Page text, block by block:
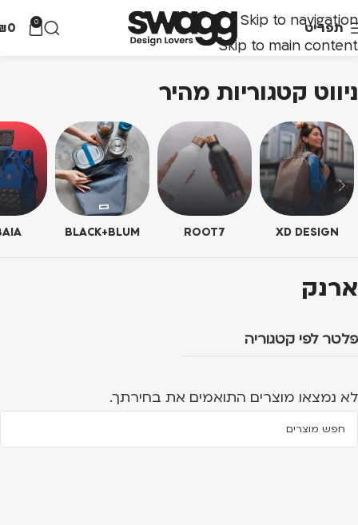
Skip to navigation
Skip to main content
תפריט 0
0
ניווט קטגוריות מהיר
XD DESIGN
ROOT7
BLACK+BLUM
ארנק
פלטר לפי קטגוריה
לא נמצאו מוצרים התואמים את בחירתך.